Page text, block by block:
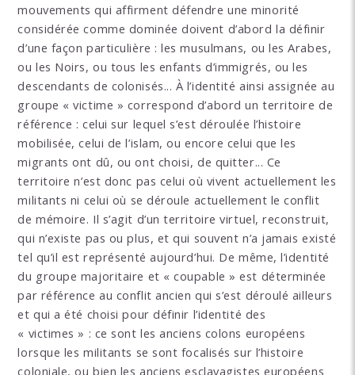
mouvements qui affirment défendre une minorité
considérée comme dominée doivent d’abord la définir
d’une façon particulière : les musulmans, ou les Arabes,
ou les Noirs, ou tous les enfants d’immigrés, ou les
descendants de colonisés... À l’identité ainsi assignée au
groupe « victime » correspond d’abord un territoire de
référence : celui sur lequel s’est déroulée l’histoire
mobilisée, celui de l’islam, ou encore celui que les
migrants ont dû, ou ont choisi, de quitter... Ce
territoire n’est donc pas celui où vivent actuellement les
militants ni celui où se déroule actuellement le conflit
de mémoire. Il s’agit d’un territoire virtuel, reconstruit,
qui n’existe pas ou plus, et qui souvent n’a jamais existé
tel qu’il est représenté aujourd’hui. De même, l’identité
du groupe majoritaire et « coupable » est déterminée
par référence au conflit ancien qui s’est déroulé ailleurs
et qui a été choisi pour définir l’identité des
« victimes » : ce sont les anciens colons européens
lorsque les militants se sont focalisés sur l’histoire
coloniale, ou bien les anciens esclavagistes européens